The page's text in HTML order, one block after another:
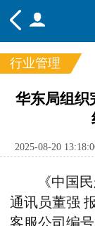
频道
航图
行业管理
华东局组
2025-08-20
《中国
通讯员董强
客服公司编